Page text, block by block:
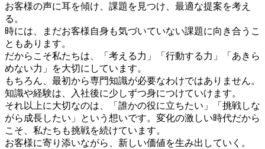
お客様の声に耳を傾け、課題を見つけ、最適な提案を考え
る。
時には、まだお客様自身も気づいていない課題に向き合うこ
ともあります。
だからこそ私たちは、「考える力」「行動する力」「あきら
めない力」を大切にしています。
もちろん、最初から専門知識が必要なわけではありません。
知識や経験は、入社後に少しずつ身につけていけます。
それ以上に大切なのは、「誰かの役に立ちたい」「挑戦しな
がら成長したい」という想いです。変化の激しい時代だから
こそ、私たちも挑戦を続けています。
お客様に寄り添いながら、新しい価値を生み出していく。